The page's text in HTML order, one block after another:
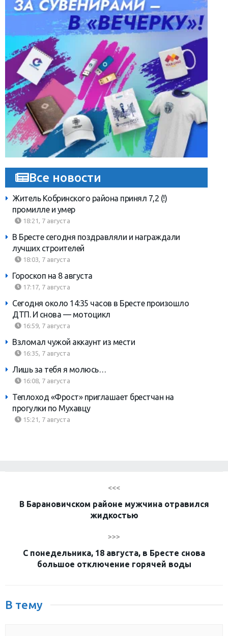
Все новости
Житель Кобринского района принял 7,2 (!)
промилле и умер
18:21, 7 августа
В Бресте сегодня поздравляли и награждали
лучших строителей
18:03, 7 августа
Гороскоп на 8 августа
17:17, 7 августа
Сегодня около 14:35 часов в Бресте произошло
ДТП. И снова — мотоцикл
16:59, 7 августа
Взломал чужой аккаунт из мести
16:35, 7 августа
Лишь за тебя я молюсь…
16:08, 7 августа
Теплоход «Фрост» приглашает брестчан на
прогулки по Мухавцу
15:21, 7 августа
<<<
В Барановичском районе мужчина отравился
жидкостью
>>>
С понедельника, 18 августа, в Бресте снова
большое отключение горячей воды
В тему